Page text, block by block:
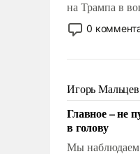
на Трампа в
своим
голову мысль:
Украина
вооруженное
с Ираном.
0
Игорь Мальцев
Главное – не
в голову
Мы наблюдаем